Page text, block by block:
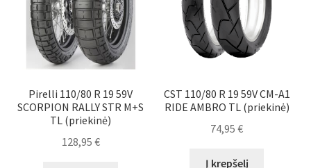
Pirelli 110/80 R 19 59V
SCORPION RALLY STR M+S
TL (priekinė)
128,95 €
CST 110/80 R 19 59V CM-A1
RIDE AMBRO TL (priekinė)
74,95€
Į krepšelį